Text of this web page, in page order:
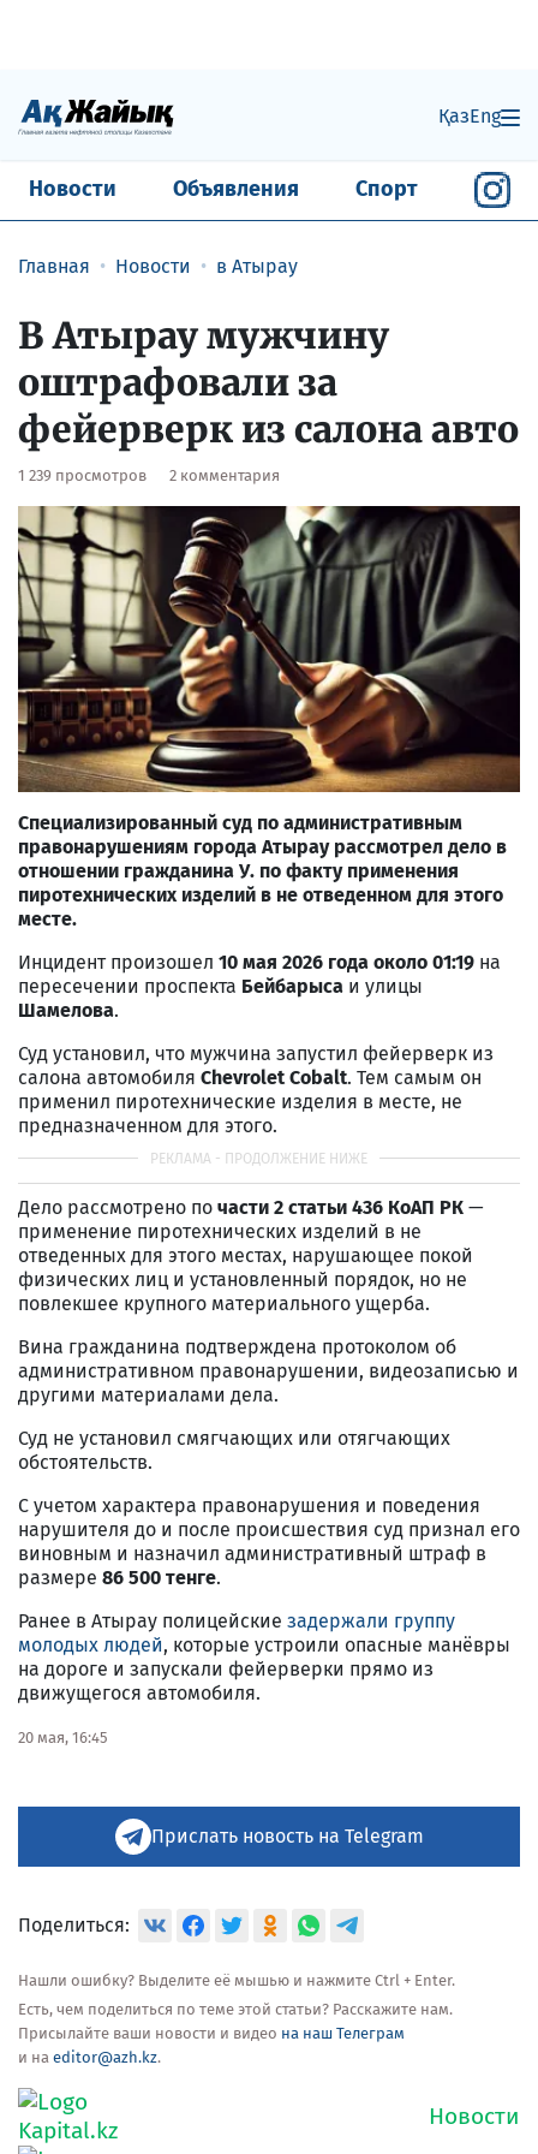
ҚазEng
Новости Объявления Спорт
Главная Новости в Атырау
В Атырау мужчину
оштрафовали за
фейерверк из салона авто
1 239 просмотров 2 комментария
Специализированный суд по административным
правонарушениям города Атырау рассмотрел дело в
отношении гражданина У. по факту применения
пиротехнических изделий в не отведенном для этого
месте.
Инцидент произошел 10 мая 2026 года около 01:19 на
пересечении проспекта Бейбарыса и улицы
Шамелова.
Суд установил, что мужчина запустил фейерверк из
салона автомобиля Chevrolet Cobalt. Тем самым он
применил пиротехнические изделия в месте, не
предназначенном для этого.
Дело рассмотрено по части 2 статьи 436 КоАП РК —
применение пиротехнических изделий в не
отведенных для этого местах, нарушающее покой
физических лиц и установленный порядок, но не
повлекшее крупного материального ущерба.
Вина гражданина подтверждена протоколом об
административном правонарушении, видеозаписью и
другими материалами дела.
Суд не установил смягчающих или отягчающих
обстоятельств.
С учетом характера правонарушения и поведения
нарушителя до и после происшествия суд признал его
виновным и назначил административный штраф в
размере 86 500 тенге.
Ранее в Атырау полицейские задержали группу
молодых людей, которые устроили опасные манёвры
на дороге и запускали фейерверки прямо из
движущегося автомобиля.
20 мая, 16:45
Прислать новость на Telegram
Поделиться:
Нашли ошибку? Выделите её мышью и нажмите Ctrl + Enter.
Есть, чем поделиться по теме этой статьи? Расскажите нам.
Присылайте ваши новости и видео на наш Телеграм
и на editor@azh.kz.